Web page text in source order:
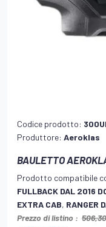
Codice prodotto:
Produttore: Aeroklas
BAULETTO
Prodotto compatibile
FULLBACK DAL 2016
EXTRA CAB, RANGER
Prezzo di listino :